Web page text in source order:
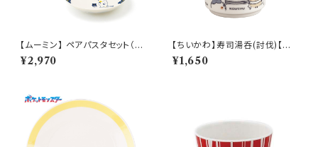
【ムーミン】 ペアパスタセット（リ
トルミイ・スノークのおじょうさ
ん）【MM030】
¥2,970
【ちいかわ】寿司湯呑(討伐)【CK
W50】CKW52-327
¥1,650